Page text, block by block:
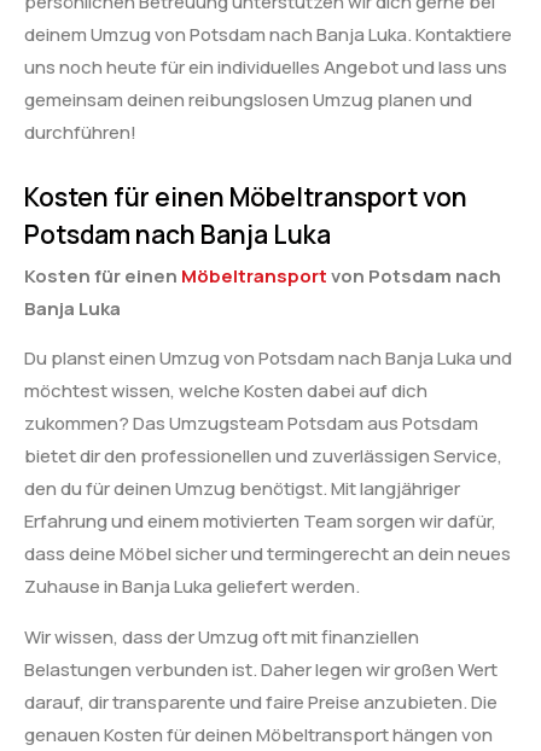
deinem Umzug von Potsdam nach Banja Luka. Kontaktiere
uns noch heute für ein individuelles Angebot und lass uns
gemeinsam deinen reibungslosen Umzug planen und
durchführen!
Kosten für einen Möbeltransport von
Potsdam nach Banja Luka
Kosten für einen Möbeltransportvon Potsdam nach
Banja Luka
Du planst einen Umzug von Potsdam nach Banja Luka und
möchtest wissen, welche Kosten dabei auf dich
zukommen? Das Umzugsteam Potsdam aus Potsdam
bietet dir den professionellen und zuverlässigen Service,
den du für deinen Umzug benötigst. Mit langjähriger
Erfahrung und einem motivierten Team sorgen wir dafür,
dass deine Möbel sicher und termingerecht an dein neues
Zuhause in Banja Luka geliefert werden.
Wir wissen, dass der Umzug oft mit finanziellen
Belastungen verbunden ist. Daher legen wir großen Wert
darauf, dir transparente und faire Preise anzubieten. Die
genauen Kosten für deinen Möbeltransport hängen von